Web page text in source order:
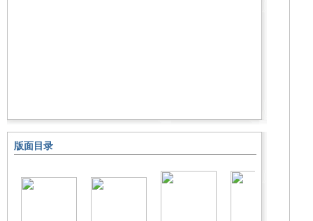
版面目录